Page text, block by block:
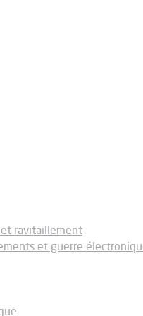
ravitaillement
et guerre